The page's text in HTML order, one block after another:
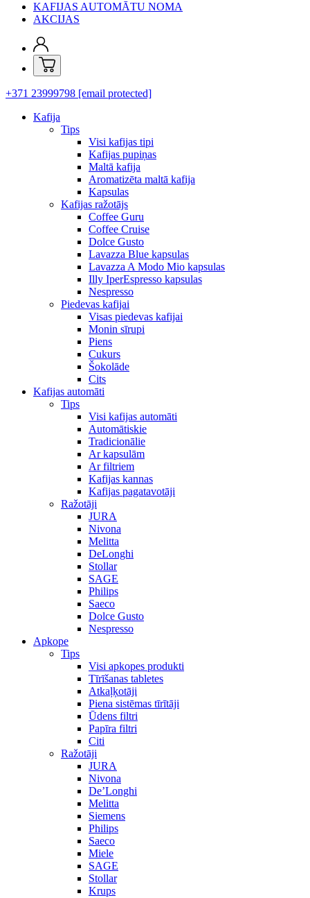
KAFIJAS AUTOMĀTU NOMA
AKCIJAS
+371 23999798 [email protected]
Kafija
Tips
Visi kafijas tipi
Kafijas pupiņas
Maltā kafija
Aromatizēta maltā kafija
Kapsulas
Kafijas ražotājs
Coffee Guru
Coffee Cruise
Dolce Gusto
Lavazza Blue kapsulas
Lavazza A Modo Mio kapsulas
Illy IperEspresso kapsulas
Nespresso
Piedevas kafijai
Visas piedevas kafijai
Monin sīrupi
Piens
Cukurs
Šokolāde
Cits
Kafijas automāti
Tips
Visi kafijas automāti
Automātiskie
Tradicionālie
Ar kapsulām
Ar filtriem
Kafijas kannas
Kafijas pagatavotāji
Ražotāji
JURA
Nivona
Melitta
DeLonghi
Stollar
SAGE
Philips
Saeco
Dolce Gusto
Nespresso
Apkope
Tips
Visi apkopes produkti
Tīrīšanas tabletes
Atkaļķotāji
Piena sistēmas tīrītāji
Ūdens filtri
Papīra filtri
Citi
Ražotāji
JURA
Nivona
De’Longhi
Melitta
Siemens
Philips
Saeco
Miele
SAGE
Stollar
Krups